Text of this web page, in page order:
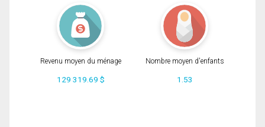
Revenu moyen du ménage
129 319.69 $
Nombre moyen d'enfants
1.53